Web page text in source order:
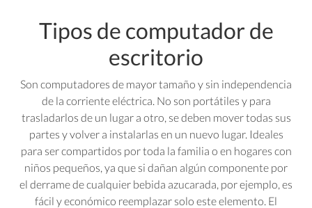
Tipos de computador de
escritorio
Son computadores de mayor tamaño y sin independencia
de la corriente eléctrica. No son portátiles y para
trasladarlos de un lugar a otro, se deben mover todas sus
partes y volver a instalarlas en un nuevo lugar. Ideales
para ser compartidos por toda la familia o en hogares con
niños pequeños, ya que si dañan algún componente por
el derrame de cualquier bebida azucarada, por ejemplo, es
fácil y económico reemplazar solo este elemento. El